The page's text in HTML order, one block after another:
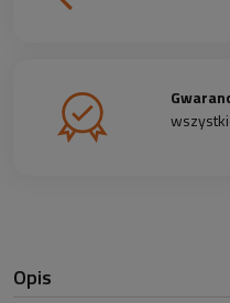
Opis